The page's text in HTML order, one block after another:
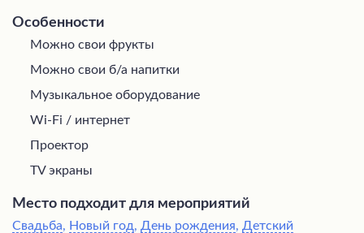
Особенности
Можно свои фрукты
Можно свои б/а напитки
Музыкальное оборудование
Wi-Fi / интернет
Проектор
TV экраны
Место подходит для мероприятий
Свадьба, Новый год, День рождения, Детский